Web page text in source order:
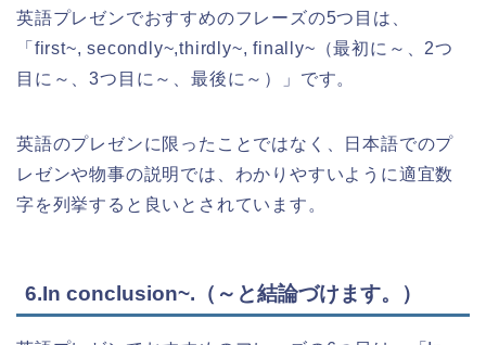
英語プレゼンでおすすめのフレーズの5つ目は、
「first~, secondly~,thirdly~, finally~（最初に～、2つ
目に～、3つ目に～、最後に～）」です。
英語のプレゼンに限ったことではなく、日本語でのプ
レゼンや物事の説明では、わかりやすいように適宜数
字を列挙すると良いとされています。
6.In conclusion~.（～と結論づけます。）